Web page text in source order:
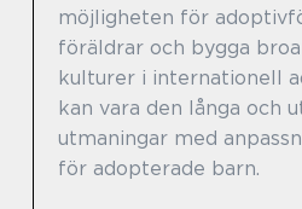
möjligheten för
föräldrar och bygga
kulturer i internationell
kan vara den långa och
utmaningar med
för adopterade barn.